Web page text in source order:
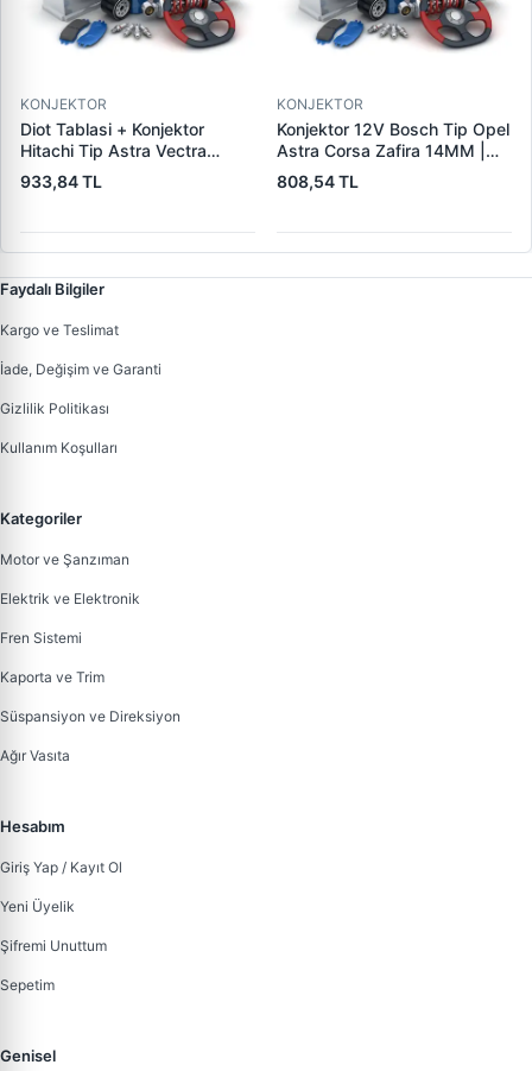
KONJEKTOR
Diot Tablasi + Konjektor
Hitachi Tip Astra Vectra
Combo 1.7 Dti | PARS PRS-
IHR769-IH769 | OEM
933,84 TL
KONJEKTOR
Konjektor 12V Bosch Tip Opel
Astra Corsa Zafira 14MM |
YUNYI 04-024 | OEM
0031541506 1204289
808,54 TL
Faydalı Bilgiler
Kargo ve Teslimat
İade, Değişim ve Garanti
Gizlilik Politikası
Kullanım Koşulları
Kategoriler
Motor ve Şanzıman
Elektrik ve Elektronik
Fren Sistemi
Kaporta ve Trim
Süspansiyon ve Direksiyon
Ağır Vasıta
Hesabım
Giriş Yap / Kayıt Ol
Yeni Üyelik
Şifremi Unuttum
Sepetim
Genisel